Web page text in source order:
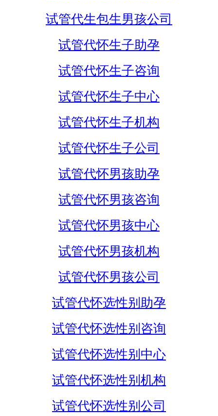
试管代生包生男孩公司
试管代怀生子助孕
试管代怀生子咨询
试管代怀生子中心
试管代怀生子机构
试管代怀生子公司
试管代怀男孩助孕
试管代怀男孩咨询
试管代怀男孩中心
试管代怀男孩机构
试管代怀男孩公司
试管代怀选性别助孕
试管代怀选性别咨询
试管代怀选性别中心
试管代怀选性别机构
试管代怀选性别公司